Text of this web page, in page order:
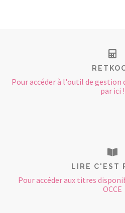
Pour accéder à l'outil de
par ici !
LIRE C'EST
Pour accéder aux titres
OCCE